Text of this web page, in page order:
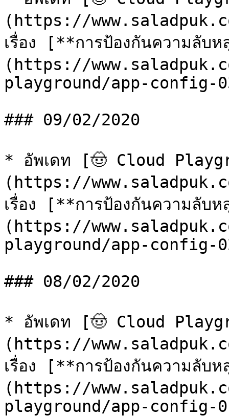
(https://
เรื่อง [**การป้องกันความลับ
(https://
playground/app-config-
### 09/02/2020
* อัพเดท [🤠 Cloud
(https://
เรื่อง [**การป้องกันความลับ
(https://
playground/app-config-
### 08/02/2020
* อัพเดท [🤠 Cloud
(https://
เรื่อง [**การป้องกันความลับ
(https://
playground/app-config-